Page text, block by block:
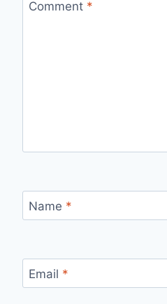
Comment *
Name *
Email *